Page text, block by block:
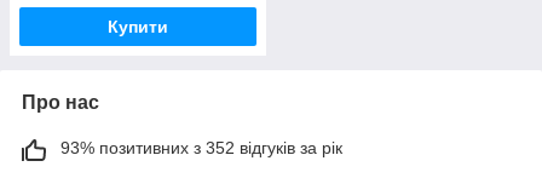
Купити
Про нас
93% позитивних з 352 відгуків за рік